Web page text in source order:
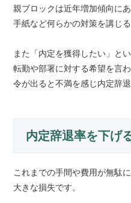
親ブロックは近年増加傾向に
手紙など何らかの対策を講じ
また「内定を獲得したい」と
転勤や部署に対する希望を言
令が出ると不満を感じ内定辞
内定辞退率を下げ
これまでの手間や費用が無駄
大きな損失です。